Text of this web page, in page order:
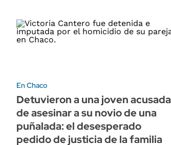
En Chaco
Detuvieron a una joven acusada
de asesinar a su novio de una
puñalada: el desesperado
pedido de justicia de la familia